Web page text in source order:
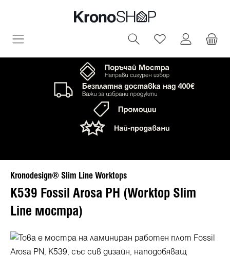
съдържание
Имате 0
Kronodesign® Slim Line Worktops
K539 Fossil Arosa PH (Worktop Slim
Line мостра)
Пропуснете галерия с изображения